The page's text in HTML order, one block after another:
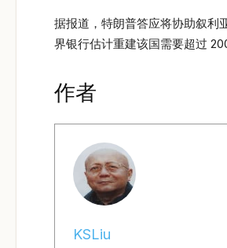
据报道，特朗普答应将协助叙利
界银行估计重建该国需要超过
作者
KSLiu